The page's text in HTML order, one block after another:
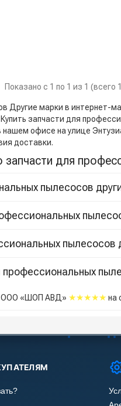
Показано с 1 по 1 из 1 (всего
марки в интернет-
запчасти для
нашем офисе на улице
доставки.
для
пылесосов
пылесосов
профессиональных
ООО «ШОП АВД» ★★★★★ на